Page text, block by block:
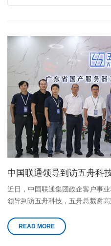
中国联通领导到访五舟科
近日，中国联通集团政企客户事
领导到访五舟科技，五舟总裁谢
READ MORE